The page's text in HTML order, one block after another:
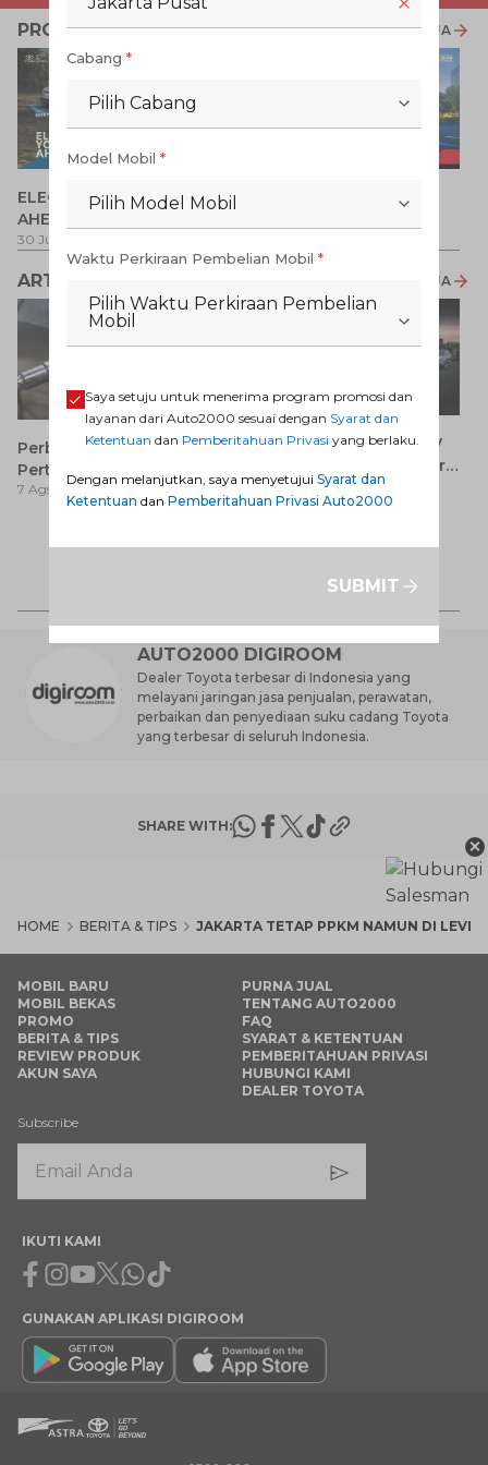
PROMO TERKAIT LIHAT SEMUA
ELECTRIFY YOUR PATH
AHEAD
30 Jul 2026
ARTIKEL LAINNYA LIHAT SEMUA
Perbedaan Pertamax dan
Pertalite: Mana yang Lebih
Baik untuk Mobil Toyota
7 Ags 2026
7 Keunggulan Mobil SUV
Dibanding MPV yang Perlu
Anda Ketahui
7 Ags 2026
AUTO2000 DIGIROOM
Dealer Toyota terbesar di Indonesia yang
melayani jaringan jasa penjualan, perawatan,
perbaikan dan penyediaan suku cadang Toyota
yang terbesar di seluruh Indonesia.
SHARE WITH:
HOME BERITA & TIPS JAKARTA TETAP PPKM NAMUN DI
×
MOBIL BARU
MOBIL BEKAS
PROMO
BERITA & TIPS
REVIEW PRODUK
AKUN SAYA
PURNA JUAL
TENTANG AUTO2000
FAQ
SYARAT & KETENTUAN
PEMBERITAHUAN PRIVASI
HUBUNGI KAMI
DEALER TOYOTA
Subscribe
IKUTI KAMI
Facebook
Instagram
Youtube
X Whatsapp
Tiktok
GUNAKAN APLIKASI DIGIROOM
Cabang *
Pilih Cabang
Model Mobil *
Pilih Model Mobil
Waktu Perkiraan Pembelian Mobil *
Pilih Waktu Perkiraan Pembelian
Mobil
Saya setuju untuk menerima program promosi dan
layanan dari Auto2000 sesuai dengan Syarat dan
Ketentuan dan Pemberitahuan Privasi yang berlaku.
Dengan melanjutkan, saya menyetujui Syarat dan
Ketentuan dan Pemberitahuan Privasi Auto2000
SUBMIT